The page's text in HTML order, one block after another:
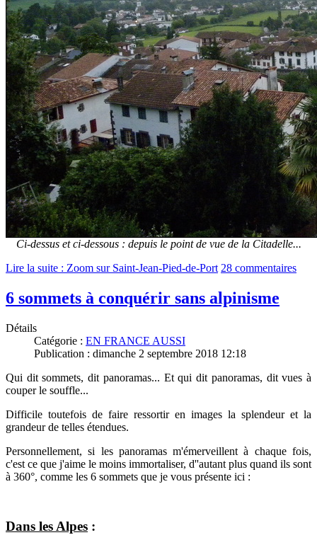
Ci-dessus et ci-dessous : depuis le point de vue de la Citadelle...
Lire la suite : Zoom sur Saint-Jean-Pied-de-Port 28 commentaires
6 sommets à conquérir sans alpinisme
Détails
Catégorie : EN FRANCE AUSSI
Publication : dimanche 2 septembre 2018 12:18
Qui dit sommets, dit panoramas... Et qui dit panoramas, dit vues à
couper le souffle...
Difficile toutefois de faire ressortir en images la splendeur et la
grandeur de telles étendues.
Personnellement, si les panoramas m'émerveillent à chaque fois,
c'est ce que j'aime le moins immortaliser, d''autant plus quand ils sont
à 360°, comme les 6 sommets que je vous présente ici :
Dans les Alpes :